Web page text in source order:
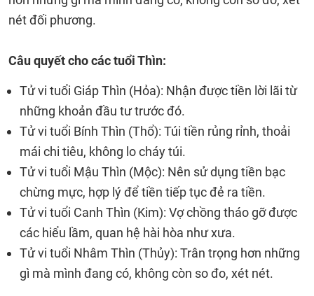
nét đối phương.
Câu quyết cho các tuổi Thìn:
Tử vi tuổi Giáp Thìn (Hỏa): Nhận được tiền lời lãi từ
những khoản đầu tư trước đó.
Tử vi tuổi Bính Thìn (Thổ): Túi tiền rủng rỉnh, thoải
mái chi tiêu, không lo cháy túi.
Tử vi tuổi Mậu Thìn (Mộc): Nên sử dụng tiền bạc
chừng mực, hợp lý để tiền tiếp tục đẻ ra tiền.
Tử vi tuổi Canh Thìn (Kim): Vợ chồng tháo gỡ được
các hiểu lầm, quan hệ hài hòa như xưa.
Tử vi tuổi Nhâm Thìn (Thủy): Trân trọng hơn những
gì mà mình đang có, không còn so đo, xét nét.